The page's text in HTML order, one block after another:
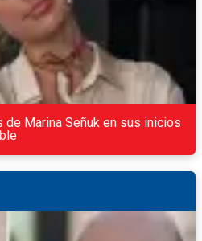
Marina Señuk en sus inicios